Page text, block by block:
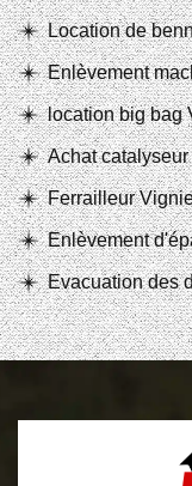
Location de
Enlèvement
location big bag
Achat
Ferrailleur
Enlèvement
Evacuation des